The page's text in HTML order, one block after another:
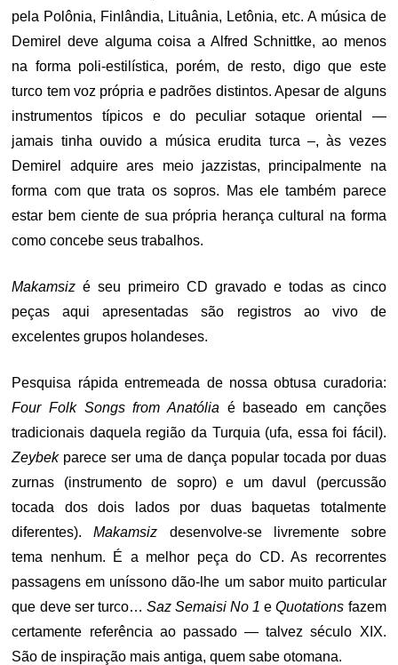
pela Polônia, Finlândia, Lituânia, Letônia, etc. A música de
Demirel deve alguma coisa a Alfred Schnittke, ao menos
na forma poli-estilística, porém, de resto, digo que este
turco tem voz própria e padrões distintos. Apesar de alguns
instrumentos típicos e do peculiar sotaque oriental —
jamais tinha ouvido a música erudita turca –, às vezes
Demirel adquire ares meio jazzistas, principalmente na
forma com que trata os sopros. Mas ele também parece
estar bem ciente de sua própria herança cultural na forma
como concebe seus trabalhos.
Makamsiz é seu primeiro CD gravado e todas as cinco
peças aqui apresentadas são registros ao vivo de
excelentes grupos holandeses.
Pesquisa rápida entremeada de nossa obtusa curadoria:
Four Folk Songs from Anatólia é baseado em canções
tradicionais daquela região da Turquia (ufa, essa foi fácil).
Zeybek parece ser uma de dança popular tocada por duas
zurnas (instrumento de sopro) e um davul (percussão
tocada dos dois lados por duas baquetas totalmente
diferentes).Makamsiz desenvolve-se livremente sobre
tema nenhum. É a melhor peça do CD. As recorrentes
passagens em uníssono dão-lhe um sabor muito particular
que deve ser turco… Saz Semaisi No 1 eQuotations fazem
certamente referência ao passado — talvez século XIX.
São de inspiração mais antiga, quem sabe otomana.